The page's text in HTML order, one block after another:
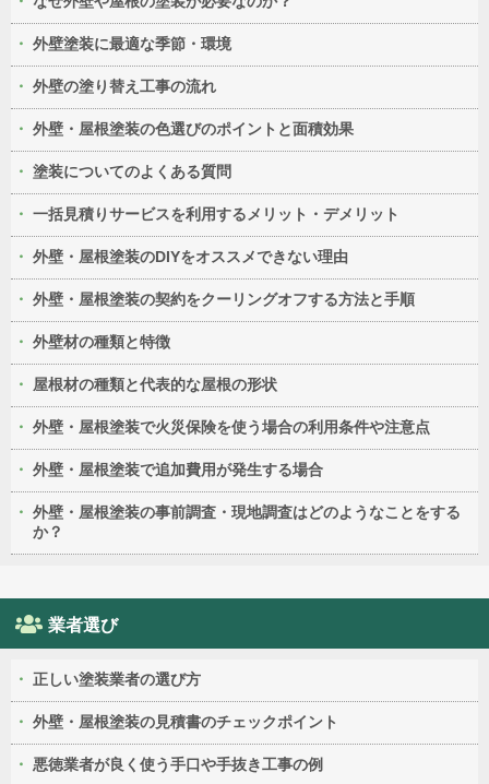
外壁塗装に最適な季節・環境
外壁の塗り替え工事の流れ
外壁・屋根塗装の色選びのポイントと面積効果
塗装についてのよくある質問
一括見積りサービスを利用するメリット・デメリット
外壁・屋根塗装のDIYをオススメできない理由
外壁・屋根塗装の契約をクーリングオフする方法と手順
外壁材の種類と特徴
屋根材の種類と代表的な屋根の形状
外壁・屋根塗装で火災保険を使う場合の利用条件や注意点
外壁・屋根塗装で追加費用が発生する場合
外壁・屋根塗装の事前調査・現地調査はどのようなことをする
か？
業者選び
正しい塗装業者の選び方
外壁・屋根塗装の見積書のチェックポイント
悪徳業者が良く使う手口や手抜き工事の例